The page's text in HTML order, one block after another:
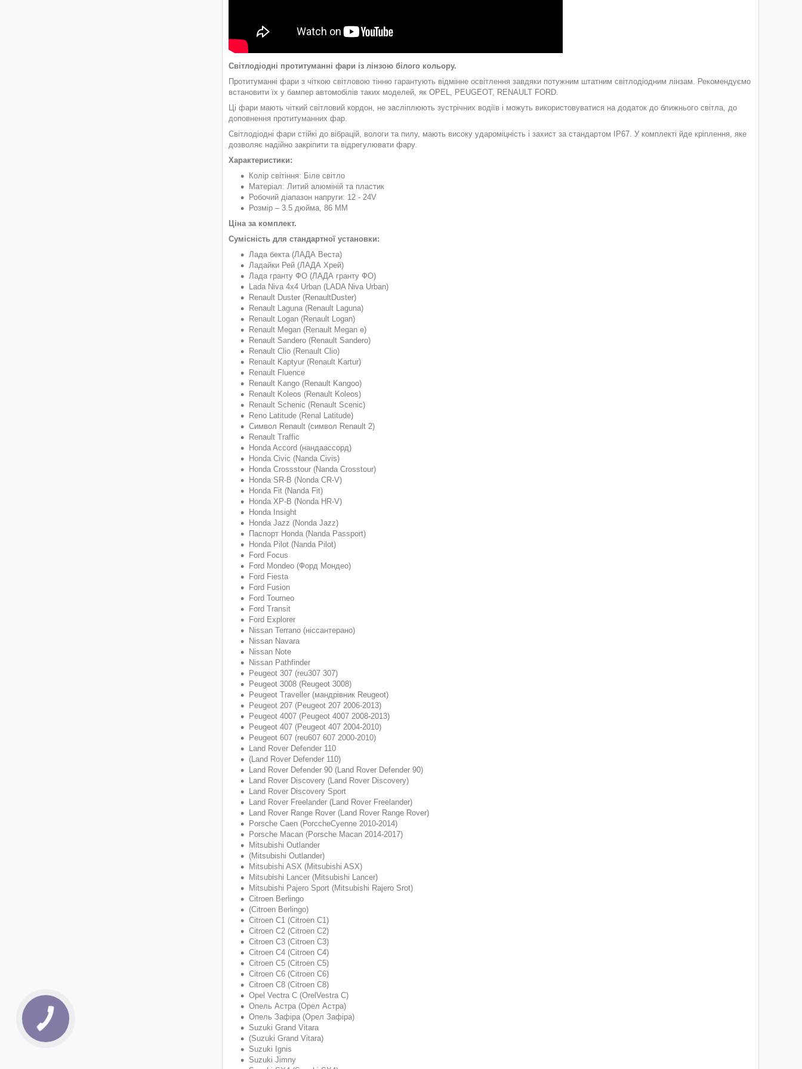
Світлодіодні протитуманні фари із лінзою білого кольору.
Протитуманні фари з чіткою світловою тінню гарантують відмінне освітлення завдяки потужним штатним світлодіодним лінзам. Рекомендуємо
встановити їх у бампер автомобілів таких моделей, як OPEL, PEUGEOT, RENAULT FORD.
Ці фари мають чіткий світловий кордон, не засліплюють зустрічних водіїв і можуть використовуватися на додаток до ближнього світла, до
доповнення протитуманних фар.
Світлодіодні фари стійкі до вібрацій, вологи та пилу, мають високу удароміцність і захист за стандартом IP67. У комплекті йде кріплення, яке
дозволяє надійно закріпити та відрегулювати фару.
Характеристики:
Колір світіння: Біле світло
Матеріал: Литий алюміній та пластик
Робочий діапазон напруги: 12 - 24V
Розмір – 3.5 дюйма, 86 ММ
Ціна за комплект.
Сумісність для стандартної установки:
Лада бекта (ЛАДА Веста)
Ладайки Рей (ЛАДА Хрей)
Лада гранту ФО (ЛАДА гранту ФО)
Lada Niva 4x4 Urban (LADA Niva Urban)
Renault Duster (RenаultDustеr)
Renault Laguna (Renault Laguna)
Renault Logan (Renault Logan)
Renault Megan (Renault Megan e)
Renault Sandero (Renault Sandero)
Renault Clio (Renаult Сliо)
Renault Kaptyur (Renault Kartur)
Renault Fluence
Renault Kango (Renault Kangoo)
Renault Koleos (Renault Koleos)
Renault Schenic (Renault Scenic)
Reno Latitude (Renal Latitude)
Символ Renault (символ Renаult 2)
Renault Traffic
Honda Accord (нандаассорд)
Honda Civic (Nanda Civis)
Honda Crossstour (Nanda Crosstour)
Honda SR-B (Nonda CR-V)
Honda Fit (Nanda Fit)
Honda XP-B (Nonda HR-V)
Honda Insight
Honda Jazz (Nonda Jazz)
Паспорт Honda (Nanda Passport)
Honda Pilot (Nanda Pilot)
Ford Focus
Ford Mondeo (Форд Мондео)
Ford Fiesta
Ford Fusion
Ford Tourneo
Ford Transit
Ford Explorer
Nissan Terrano (ніссантерано)
Nissan Navara
Nissan Note
Nissan Pathfinder
Peugeot 307 (reu307 307)
Peugeot 3008 (Reugeot 3008)
Peugeot Traveller (мандрівник Reugeot)
Peugeot 207 (Peugeot 207 2006-2013)
Peugeot 4007 (Peugeot 4007 2008-2013)
Peugeot 407 (Peugeot 407 2004-2010)
Peugeot 607 (reu607 607 2000-2010)
Land Rover Defender 110
(Land Rover Defender 110)
Land Rover Defender 90 (Land Rover Defender 90)
Land Rover Discovery (Land Rover Discovery)
Land Rover Discovery Sport
Land Rover Freelander (Land Rover Freelander)
Land Rover Range Rover (Land Rover Range Rover)
Porsche Caen (РоrссheCyenne 2010-2014)
Porsche Macan (Porsche Macan 2014-2017)
Mitsubishi Outlander
(Mitsubishi Outlander)
Mitsubishi ASX (Mitsubishi ASX)
Mitsubishi Lancer (Mitsubishi Lancer)
Mitsubishi Pajero Sport (Mitsubishi Rajero Srot)
Citroen Berlingo
(Citroen Berlingo)
Citroen C1 (Citroen C1)
Citroen C2 (Citroen C2)
Citroen C3 (Citroen C3)
Citroen C4 (Citroen C4)
Citroen C5 (Citroen C5)
Citroen C6 (Citroen C6)
Citroen C8 (Citroen C8)
Opel Vectra C (OrelVestra C)
Опель Астра (Орел Астра)
Опель Зафіра (Орел Зафіра)
Suzuki Grand Vitara
(Suzuki Grand Vitara)
Suzuki Ignis
Suzuki Jimny